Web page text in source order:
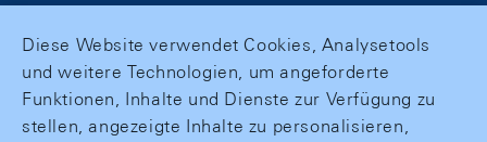
Diese Website verwendet Cookies, Analysetools
und weitere Technologien, um angeforderte
Funktionen, Inhalte und Dienste zur Verfügung zu
stellen, angezeigte Inhalte zu personalisieren,